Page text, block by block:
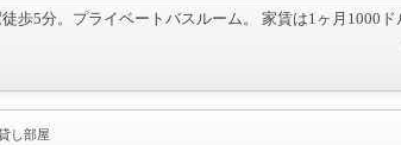
歩5分。プライベートバスルーム。 家賃は1ヶ月1000ド
し部屋